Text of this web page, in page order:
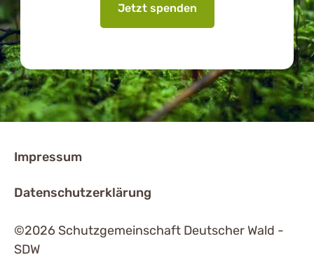
Jetzt spenden
©2026 Schutzgemeinschaft Deutscher Wald -
SDW
Impressum
Datenschutzerklärung